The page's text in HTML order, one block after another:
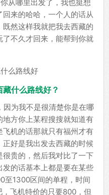
从哪里出发了，我也挺想
来的哈哈，一个人的话从
然这样我就把我去西藏的
不久才回来，能帮到你就
什么路线好？
因为我不是很清楚你是在哪
方你上某程搜搜就知道有
机的话那就只有福州才有
好是我出发去西藏的时候
贵的，然后我对比了一下
的话基本上都是要在某些
至1300区间的单程，时间
飞机特价的只要800，但